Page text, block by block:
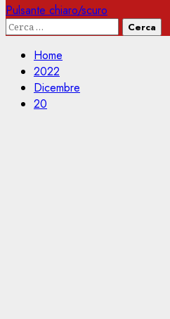
Pulsante chiaro/scuro
Ricerca
Home
2022
Dicembre
20